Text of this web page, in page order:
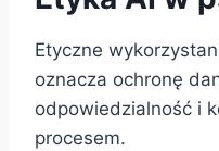
Etyczne
oznacza ochronę
odpowiedzialność i
procesem.